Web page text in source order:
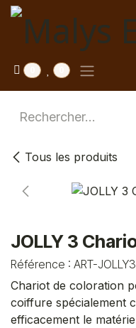
Se rendre au contenu
Tous les produits
JOLLY 3
Référence : ART-JOLLY3
Chariot de coloration
coiffure spécialement
efficacement le